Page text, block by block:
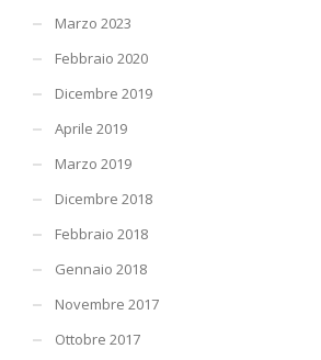
Marzo 2023
Febbraio 2020
Dicembre 2019
Aprile 2019
Marzo 2019
Dicembre 2018
Febbraio 2018
Gennaio 2018
Novembre 2017
Ottobre 2017